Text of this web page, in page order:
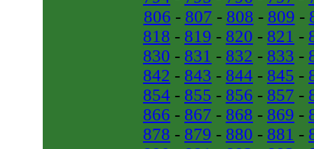
806 - 807 - 808 - 809 -
818 - 819 - 820 - 821 -
830 - 831 - 832 - 833 -
842 - 843 - 844 - 845 -
854 - 855 - 856 - 857 -
866 - 867 - 868 - 869 -
878 - 879 - 880 - 881 -